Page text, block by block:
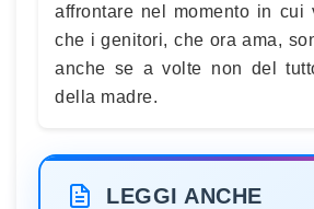
affrontare nel momento in cui
che i genitori, che ora ama,
anche se a volte non del
della madre.
LEGGI ANCHE